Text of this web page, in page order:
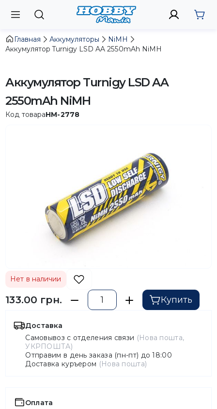
Главная Аккумуляторы
NiMH
Аккумулятор Turnigy LSD AA 2550mAh NiMH
Аккумулятор Turnigy LSD AA
2550mAh NiMH
Код товараHM-2778
Нет в наличии
133.00 грн. Купить
Доставка
Самовывоз с отделения связи (Нова пошта,
УКРПОШТА)
Отправим в день заказа (пн-пт) до 18:00
Доставка куръером (Нова пошта)
Оплата